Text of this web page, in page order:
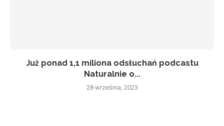
Już ponad 1,1 miliona odsłuchań podcastu
Naturalnie o...
28 września, 2023